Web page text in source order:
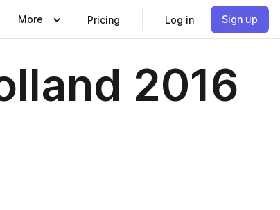
More Pricing Log in Sign up
2016